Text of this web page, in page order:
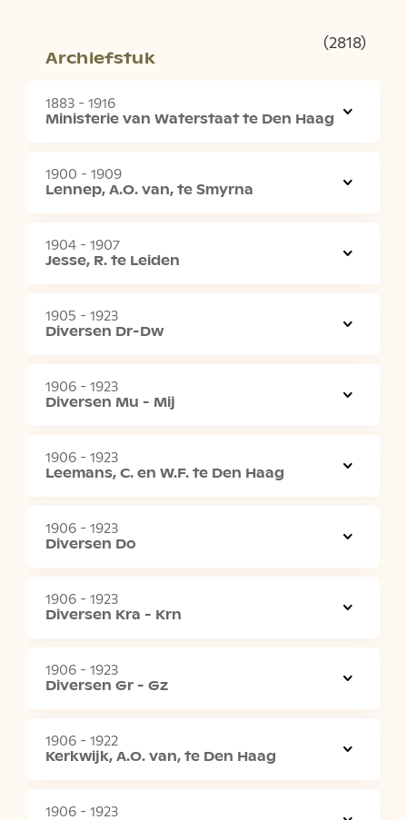
(2818)
Archiefstuk
1883 - 1916
Ministerie van Waterstaat te Den Haag
1900 - 1909
Lennep, A.O. van, te Smyrna
1904 - 1907
Jesse, R. te Leiden
1905 - 1923
Diversen Dr-Dw
1906 - 1923
Diversen Mu - Mij
1906 - 1923
Leemans, C. en W.F. te Den Haag
1906 - 1923
Diversen Do
1906 - 1923
Diversen Kra - Krn
1906 - 1923
Diversen Gr - Gz
1906 - 1922
Kerkwijk, A.O. van, te Den Haag
1906 - 1923